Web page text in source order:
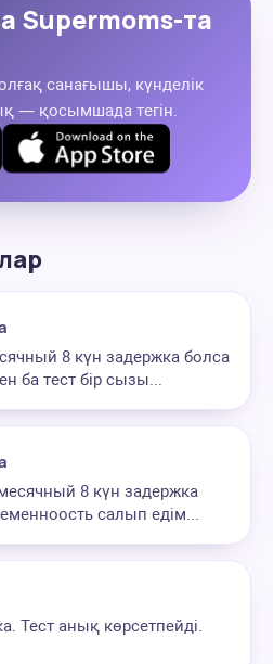
Supermoms-та
санағышы, күнделік
— қосымшада тегін.
8 күн задержка болса
ба тест бір сызы...
8 күн задержка
салып едім...
Тест анық көрсетпейді.